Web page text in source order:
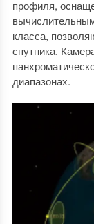
профиля,
класса,
спутника.
диапазонах.